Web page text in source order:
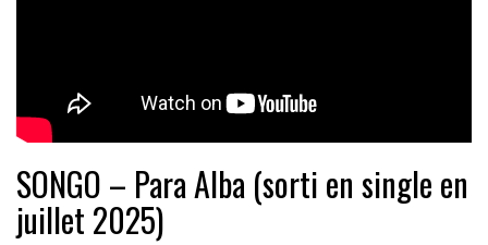
SONGO – Para Alba (sorti en single en
juillet 2025)